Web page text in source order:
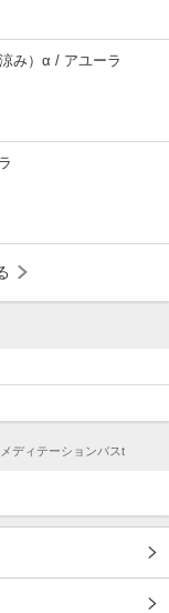
/ ～20代 / ブルベ
/ 30代 / イエベ
/ 30代 / ブルベ
み）α / アユーラ
メディテーションバスt